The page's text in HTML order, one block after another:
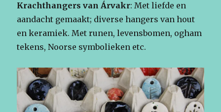
Krachthangers van Árvakr: Met liefde en
aandacht gemaakt; diverse hangers van hout
en keramiek. Met runen, levensbomen, ogham
tekens, Noorse symbolieken etc.